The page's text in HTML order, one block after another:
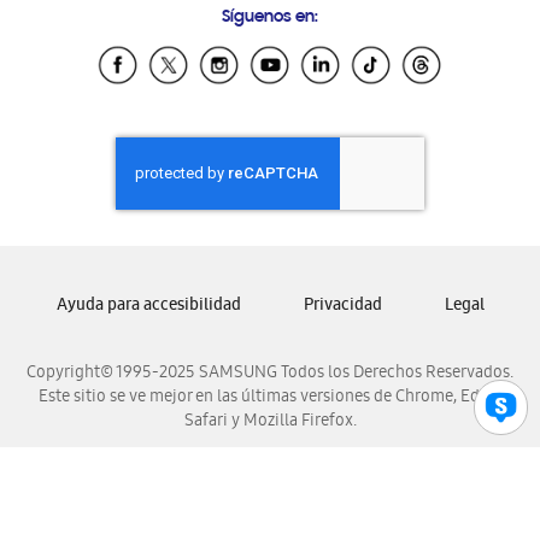
Samsung Ecuador
Samsung El Salvador
Samsung Honduras
Samsung Nicaragua
Samsung Panamá
Samsung Venezuela
Síguenos en:
Copyright© 1995-2025 SAMSUNG Todos los Derechos Reservados.
Este sitio se ve mejor en las últimas versiones de Chrome, Edge,
Safari y Mozilla Firefox.
Ayuda para accesibilidad Privacidad Legal